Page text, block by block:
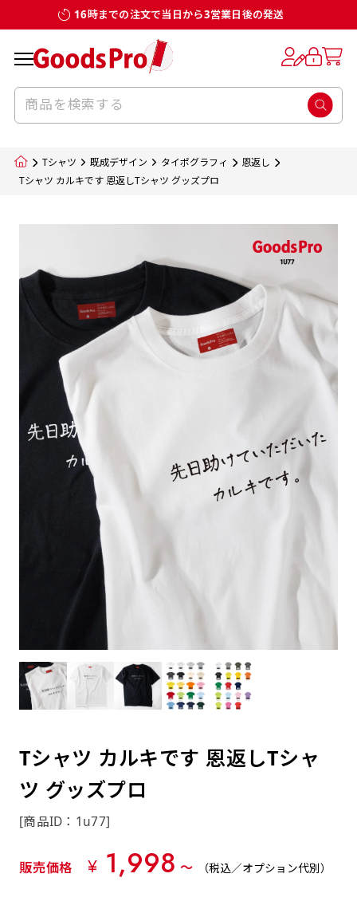
16時までの注文で当日から3営業日後の発送
Tシャツ 既成デザイン タイポグラフィ
恩返し
Tシャツ カルキです 恩返しTシャツ グッズプロ
Tシャツ カルキです 恩返しTシャ
ツ グッズプロ
[商品ID：1u77]
販売価格 ¥ 1,998 〜 （税込／オプション代別）
個数 単価 金額
合計金額 ¥0 （税込）
カートに入れる
お客様からのデータ入稿でのぼり旗を製作
する場合
入稿いただくデータは基本的にイラストレー
のデータとさせていただいております。
で解像度200dp以上必要です）当社の取り扱
いの規格サイズにつきましてはデザインテン
プレートの用意がありますので、ご購入後マ
イページの「購入履歴」よりダウンロードし
てご利用くださいませ。
お客様自身でオリジナルのサイズで製作する
場合につきましてはご希望の仕上がりサイズ
に対して四辺（すべての辺をプラス10ｍｍ）
したサイズで製作ください。（重要な情報な
どについては仕上がりサイズから四辺内側に
20ｍｍ程度内側の範囲内でデザイン校正して
ください）
当社の既製デザインを利用してのぼり旗を
製作したい場合
のぼり旗の改造プランとなりますので改造の
程度によってデザイン加工費用が発生いたし
詳細はお問い合わせください。
リピート
つくった、◯◯のぼり」の様に曖昧でも構い
ません。
リピート（要画像確認）［ +298円 ］
弊社よりJPG画像をお送りします。ご確認のお
デザイン変更なしでのご注文となります。
ルで製品デザインをしたデザインそのものを
指します。当グッズプロで販売として取り扱っ
該当いたします。既製のデザインを応用して自
分だけののぼり旗をつくりたい！などのデザ
イン改造や既製デザインに自分たちの団体の
名前入れや会社のロゴなどを挿入するなどの
相談もお請けしております。
名入れについて
当社の既製のぼり旗に対してお客様の任意の
テキストや企業情報・お店情報などを埋め込
むことができます。ご購入時にご希望の店舗
名などをご記載ください。専任のデザイナー
がバッチリデザインします。書体などのご指
定がなければ、のぼりのイメージに最適のフ
ォントを使用します。基本的にのぼりの下部
にショップ名、社名、電話番号が入ります。
データをお送りいただけましたらロゴの印刷
も出来ます。
お客様が納得するまで何度でもデザインの修
正をしますので、初めての方でもお気軽にご
相談ください。
する場合があります。
セル不可となります。
のぼり旗のデザインをする際に、考えると良
のぼり旗のデザインとしては基本的に左側と
上側にポールを通すミミ（業界用語でチチと
ただ、お客様の飾り付けたい場所の風向きを
もしかしたら左側と上についているよりも右
側と上についていた方が良いと思うかもしれ
ません。
風向きを考えながらチチの向きを決めてから
デザインをするとどの方向でデザインをする
と良いかひらめくかもしれません。デザイン
の方向性につきましてはお客様の好みもあり
ますので、見られる方（お客様）ができる限
り反転したデザインをみるよりも正像でみら
れるデザインを提供したいかと思いますので
その辺を参考にするとよいかもしれません。
サイズ一覧
既製品のサイズについては以下のサイズ表の通
お客様オリジナルサイズで製作をしたい場合
につきましてはお気軽にご相談ください。
みする都合や・最終的なカットをする際の都合
など）のでサイズの指定につきましてはｍｍ単
位は不可となります。最終的なサイズも多少の
ズレ5ｍｍ程度は起きる可能性があります。
よく見かける一般的なのぼり旗のサイズです。
ほとんどのポールや注水台に使用できます。
幅は標準サイズですが高さが30cm 低いです。
近距離の歩行者や、特に女性の目線を意識したい
サイズ一覧
既製品のサイズについては以下のサイズ表の通
お客様オリジナルサイズで製作をしたい場合
につきましてはお気軽にご相談ください。
みする都合や・最終的なカットをする際の都合
など）のでサイズの指定につきましてはｍｍ単
位は不可となります。最終的なサイズも多少の
ズレ5ｍｍ程度は起きる可能性があります。
よく見かける一般的なのぼり旗のサイズです。
ほとんどのポールや注水台に使用できます。
幅は標準サイズですが高さが30cm 低いです。
近距離の歩行者や、特に女性の目線を意識したい
一般的にはチチの位置はのぼり旗に対して上
ポールに通す際には上辺２か所に対してチチ
が左右どちらでものぼり旗自体をポールにく
生地のふちを大きく棒袋状に縫いこみポール
を通す筒をつくります。ポール自体を包み込
むため、耐久性があがり、デザインがより目
立ちます。
カーブ形状の特殊なのぼり旗にも適合する加
工方法となります。
ハトメ加工
ハトメ（鳩目）とは、革や布などに開けた穴
を補強するために取り付けるリングです。壁
側にロープなどで固定して、突風で倒れること
も風向きによってずっと裏向きになってしまう
いこともありません。
上下チチ
のぼり旗のチチについて
一般的にはチチの位置はのぼり旗に対して上
ポールに通す際には上辺２か所に対してチチ
が左右どちらでものぼり旗自体をポールにく
生地のふちを大きく棒袋状に縫いこみポール
を通す筒をつくります。ポール自体を包み込
むため、耐久性があがり、デザインがより目
立ちます。
カーブ形状の特殊なのぼり旗にも適合する加
工方法となります。
ハトメ加工
ハトメ（鳩目）とは、革や布などに開けた穴
を補強するために取り付けるリングです。壁
側にロープなどで固定して、突風で倒れること
も風向きによってずっと裏向きになってしまう
いこともありません。
上チチ 上下チチ 左右チチ
上左右チチ
（上と左右）
補強縫製って何？
補強縫製とはヒートカッター（熱で焼き切る
をあげるために折り返し縫いをすることで風
の影響を受けやすい四辺の強度を増す加工で
各辺のおおむね3～5ｍｍ程度を折り返し、縫
い糸を走らせて補強します。加工をすることで
のぼり旗の１辺～４辺は折り返し加工されま
すのでその部分のホツレや裂けてしまうこと
を防止する効果があります。
棒袋縫いの場合、補強が無償で付いてきます。
チチのついてない長辺・
短辺を補強縫製します
三辺補強
［ +48円 ］
チチのついてない長辺・
四辺補強
生地の種類
ポンジ（一般）
一般的なのぼり旗の生地はポンジといわれる
厚みが約0.14ｍｍのとても薄い生地を使用し
ます。
のぼり旗製作で一番良く使用される生地で
す。生地の厚みが薄く、裏側にインクが浸透
しやすい生地です。
トロピカル（納期+1営業日）
［ +299円 ］
ワンランク厚手のトロピカル（生地の厚みが
ポンジをやや厚くした生地です。ポンジと比
べると約2倍の厚みがあります。タペストリー
スリット（切り込み）加工とは？
スリット（切り込み）を入れることで横幕が
疑似的にのれんのように見せるための加工手
法です。
1本（2分割）
［ +33円 ］
2本（3分割）
［ +66円 ］
［ +99円 ］
4本（5分割）
【注意点】
スリット（切り込み）は均等割りを意識して
カットラインを入れます。
デザインや絵柄をスリット加工時にカットす
る場合があります。